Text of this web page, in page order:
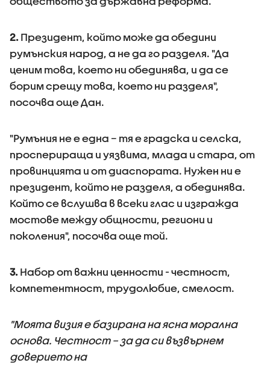
2. Президент, който може да обедини
румънския народ, а не да го разделя. "Да
ценим това, което ни обединява, и да се
борим срещу това, което ни разделя",
посочва още Дан.
"Румъния не е една – тя е градска и селска,
просперираща и уязвима, млада и стара, от
провинцията и от диаспората. Нужен ни е
президент, който не разделя, а обединява.
Който се вслушва в всеки глас и изгражда
мостове между общности, региони и
поколения", посочва още той.
3. Набор от важни ценности - честност,
компетентност, трудолюбие, смелост.
"Моята визия е базирана на ясна морална
основа. Честност – за да си възвърнем
доверието на